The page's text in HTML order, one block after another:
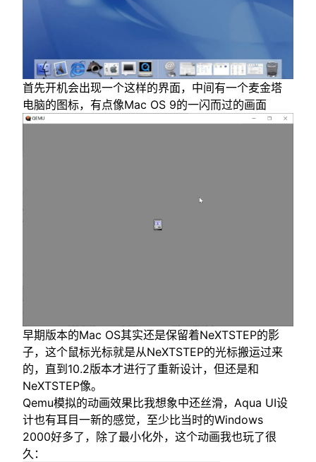
首先开机会出现一个这样的界面，中间有一个麦金塔
电脑的图标，有点像Mac OS 9的一闪而过的画面
早期版本的Mac OS其实还是保留着NeXTSTEP的影
子，这个鼠标光标就是从NeXTSTEP的光标搬运过来
的，直到10.2版本才进行了重新设计，但还是和
NeXTSTEP像。
Qemu模拟的动画效果比我想象中还丝滑，Aqua UI设
计也有耳目一新的感觉，至少比当时的Windows
2000好多了，除了最小化外，这个动画我也玩了很
久：